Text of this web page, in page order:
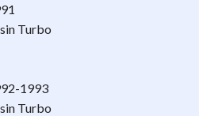
Turbo
1993
Turbo